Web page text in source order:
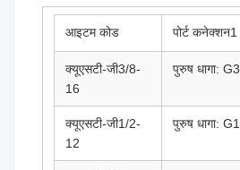
आइटम कोड पोर्ट कनेक्शन1
क्यूएसटी-जी3/8-
16
पुरुष धागा:
क्यूएसटी-जी1/2-
12
पुरुष धागा: